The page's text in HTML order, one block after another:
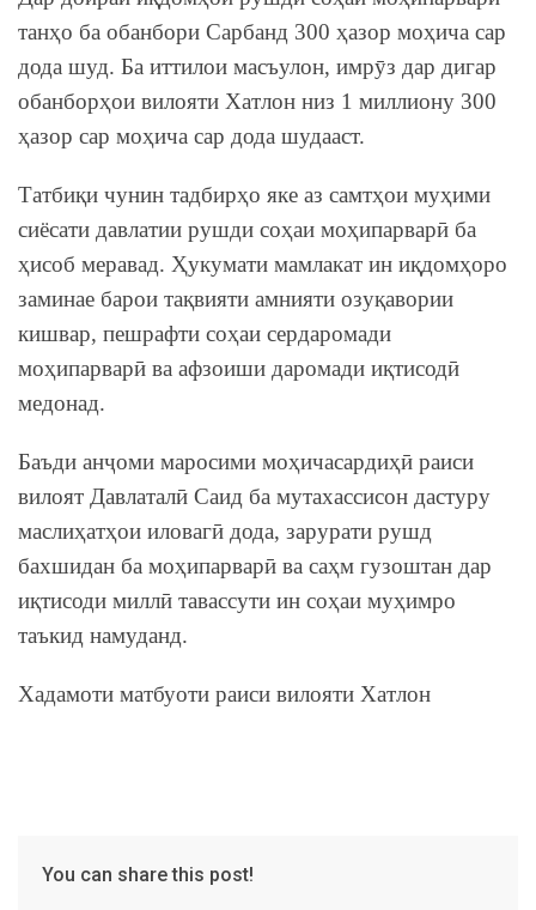
танҳо ба обанбори Сарбанд 300 ҳазор моҳича сар
дода шуд. Ба иттилои масъулон, имрӯз дар дигар
обанборҳои вилояти Хатлон низ 1 миллиону 300
ҳазор сар моҳича сар дода шудааст.
Татбиқи чунин тадбирҳо яке аз самтҳои муҳими
сиёсати давлатии рушди соҳаи моҳипарварӣ ба
ҳисоб меравад. Ҳукумати мамлакат ин иқдомҳоро
заминае барои тақвияти амнияти озуқавории
кишвар, пешрафти соҳаи сердаромади
моҳипарварӣ ва афзоиши даромади иқтисодӣ
медонад.
Баъди анҷоми маросими моҳичасардиҳӣ раиси
вилоят Давлаталӣ Саид ба мутахассисон дастуру
маслиҳатҳои иловагӣ дода, зарурати рушд
бахшидан ба моҳипарварӣ ва саҳм гузоштан дар
иқтисоди миллӣ тавассути ин соҳаи муҳимро
таъкид намуданд.
Хадамоти матбуоти раиси вилояти Хатлон
You can share this post!